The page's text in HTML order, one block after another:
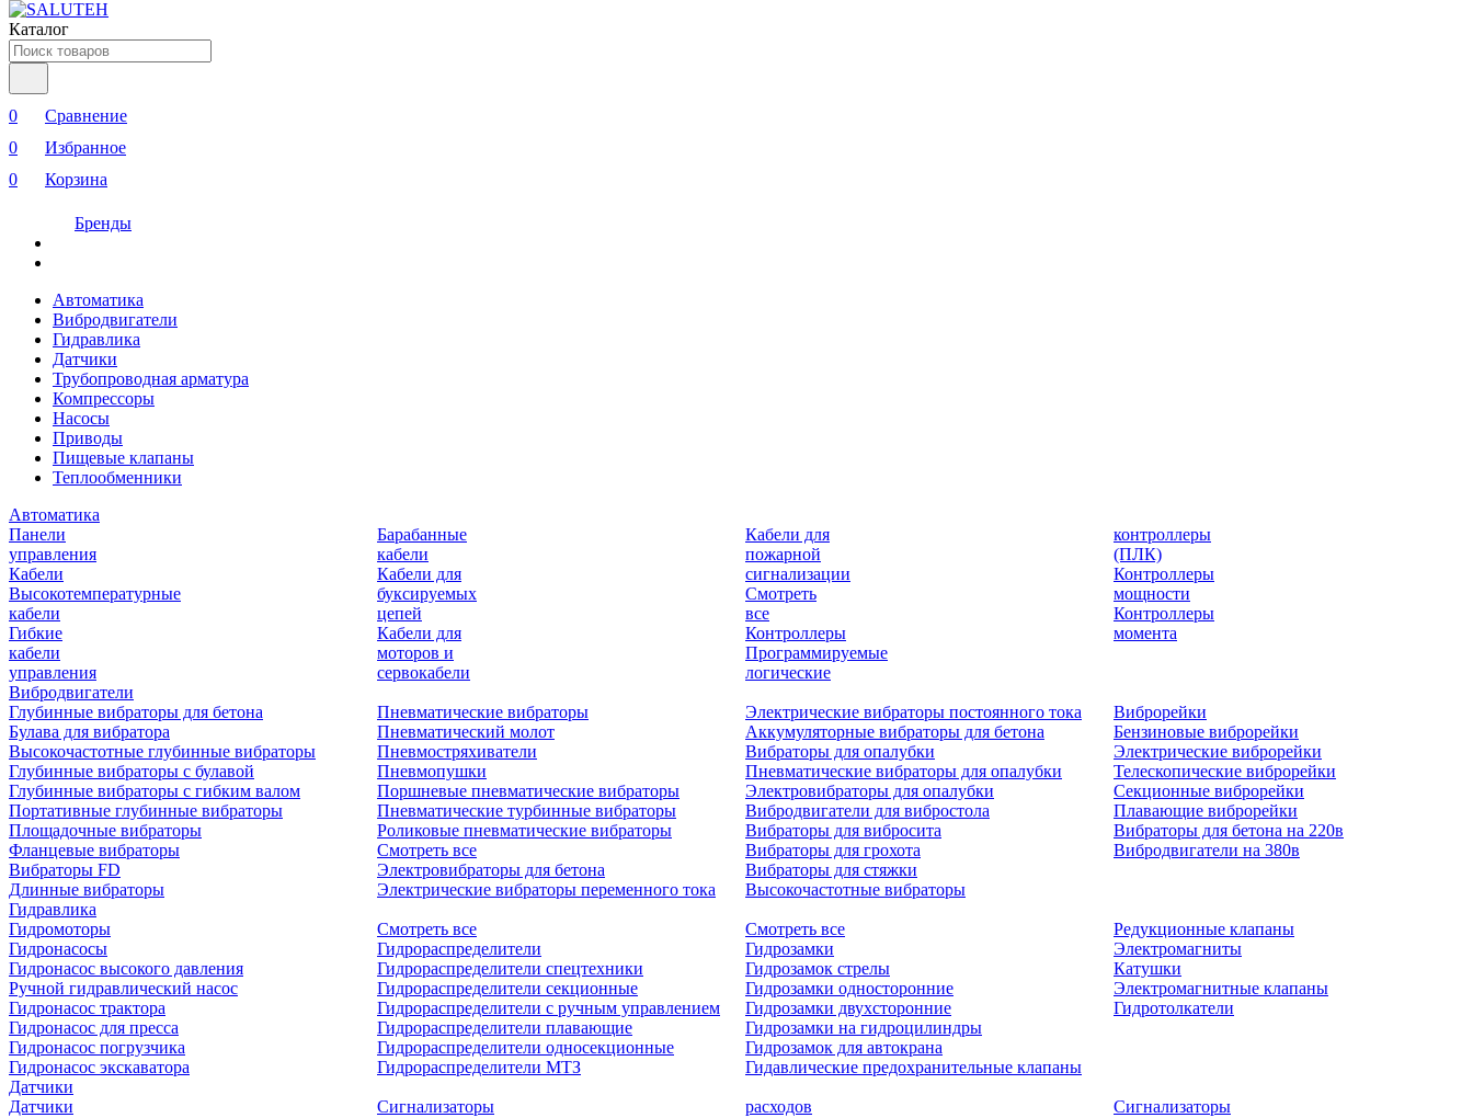
Каталог
0
Сравнение
0
Избранное
0
Корзина
Бренды
Автоматика
Вибродвигатели
Гидравлика
Датчики
Трубопроводная арматура
Компрессоры
Насосы
Приводы
Пищевые клапаны
Теплообменники
Автоматика
Панели
управления
Кабели
Высокотемпературные
кабели
Гибкие
кабели
управления
Барабанные
кабели
Кабели для
буксируемых
цепей
Кабели для
моторов и
сервокабели
Кабели для
пожарной
сигнализации
Смотреть
все
Контроллеры
Программируемые
логические
контроллеры
(ПЛК)
Контроллеры
мощности
Контроллеры
момента
Вибродвигатели
Глубинные вибраторы для бетона
Булава для вибратора
Высокочастотные глубинные вибраторы
Глубинные вибраторы с булавой
Глубинные вибраторы с гибким валом
Портативные глубинные вибраторы
Площадочные вибраторы
Фланцевые вибраторы
Вибраторы FD
Длинные вибраторы
Пневматические вибраторы
Пневматический молот
Пневмостряхиватели
Пневмопушки
Поршневые пневматические вибраторы
Пневматические турбинные вибраторы
Роликовые пневматические вибраторы
Смотреть все
Электровибраторы для бетона
Электрические вибраторы переменного тока
Электрические вибраторы постоянного тока
Аккумуляторные вибраторы для бетона
Вибраторы для опалубки
Пневматические вибраторы для опалубки
Электровибраторы для опалубки
Вибродвигатели для вибростола
Вибраторы для вибросита
Вибраторы для грохота
Вибраторы для стяжки
Высокочастотные вибраторы
Виброрейки
Бензиновые виброрейки
Электрические виброрейки
Телескопические виброрейки
Секционные виброрейки
Плавающие виброрейки
Вибраторы для бетона на 220в
Вибродвигатели на 380в
Гидравлика
Гидромоторы
Гидронасосы
Гидронасос высокого давления
Ручной гидравлический насос
Гидронасос трактора
Гидронасос для пресса
Гидронасос погрузчика
Гидронасос экскаватора
Смотреть все
Гидрораспределители
Гидрораспределители спецтехники
Гидрораспределители секционные
Гидрораспределители с ручным управлением
Гидрораспределители плавающие
Гидрораспределители односекционные
Гидрораспределители МТЗ
Смотреть все
Гидрозамки
Гидрозамок стрелы
Гидрозамки односторонние
Гидрозамки двухсторонние
Гидрозамки на гидроцилиндры
Гидрозамок для автокрана
Гидавлические предохранительные клапаны
Редукционные клапаны
Электромагниты
Катушки
Электромагнитные клапаны
Гидротолкатели
Датчики
Датчики
Сигнализаторы
расходов
Сигнализаторы